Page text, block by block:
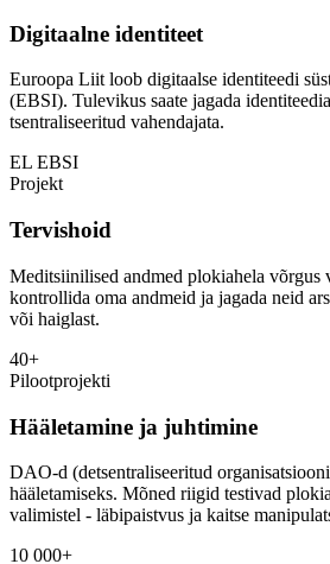
Digitaalne identiteet
Euroopa Liit loob digitaalse identiteedi
(EBSI). Tulevikus saate jagada
tsentraliseeritud vahendajata.
EL EBSI
Projekt
Tervishoid
Meditsiinilised andmed plokiahela võrgus
kontrollida oma andmeid ja jagada neid
või haiglast.
40+
Pilootprojekti
Hääletamine ja juhtimine
DAO-d (detsentraliseeritud
hääletamiseks. Mõned riigid testivad
valimistel - läbipaistvus ja kaitse
10 000+